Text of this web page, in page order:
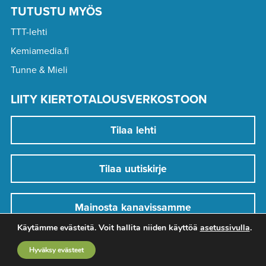
TUTUSTU MYÖS
TTT-lehti
Kemiamedia.fi
Tunne & Mieli
LIITY KIERTOTALOUSVERKOSTOON
Tilaa lehti
Tilaa uutiskirje
Mainosta kanavissamme
Käytämme evästeitä. Voit hallita niiden käyttöä asetussivulla.
Hyväksy evästeet